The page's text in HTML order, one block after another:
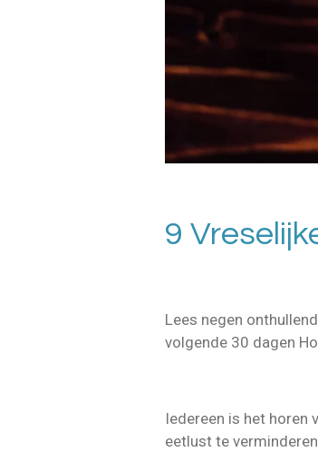
9
Lees negen
volgende 30 dagen
Iedereen is het horen
eetlust te